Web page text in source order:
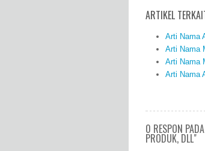
ARTIKEL
Arti Nama
Arti Nama
Arti Nama
Arti Nama
0 RESPON
PRODUK, DLL"